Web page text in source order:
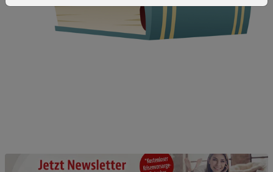
Beschreibung Notwendige Cookies